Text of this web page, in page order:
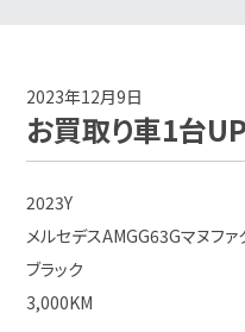
フェラーリ買取実績
2023年12月9日
お買取り車1台
2023Y
メルセデスAMGG63Gマヌフ
ブラック
3,000KM